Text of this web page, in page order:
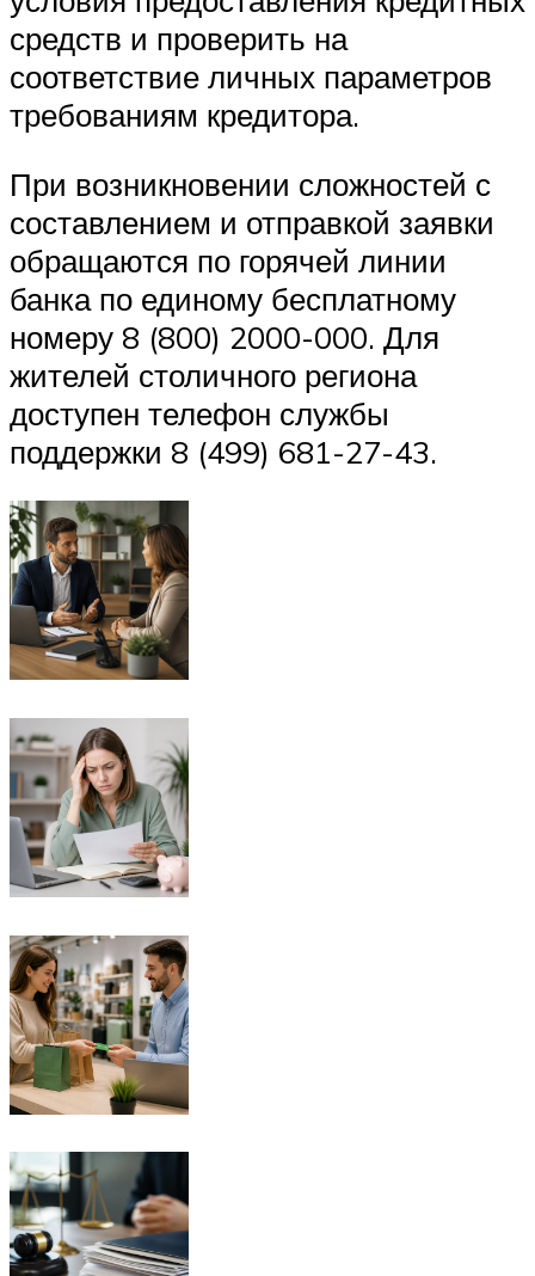
средств и проверить на
соответствие личных параметров
требованиям кредитора.
При возникновении сложностей с
составлением и отправкой заявки
обращаются по горячей линии
банка по единому бесплатному
номеру 8 (800) 2000-000. Для
жителей столичного региона
доступен телефон службы
поддержки 8 (499) 681-27-43.